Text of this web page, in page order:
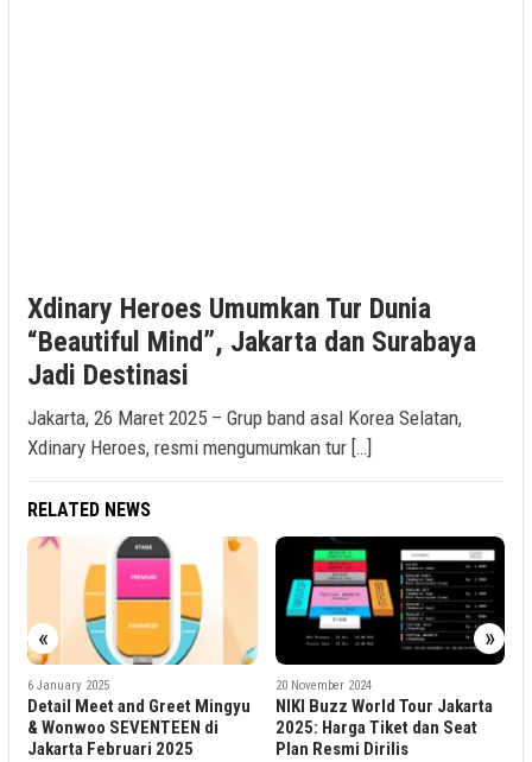
Xdinary Heroes Umumkan Tur Dunia
“Beautiful Mind”, Jakarta dan Surabaya
Jadi Destinasi
Jakarta, 26 Maret 2025 – Grup band asal Korea Selatan,
Xdinary Heroes, resmi mengumumkan tur […]
RELATED NEWS
« »
6 January 2025
Detail Meet and Greet Mingyu
& Wonwoo SEVENTEEN di
Jakarta Februari 2025
20 November 2024
NIKI Buzz World Tour Jakarta
2025: Harga Tiket dan Seat
Plan Resmi Dirilis